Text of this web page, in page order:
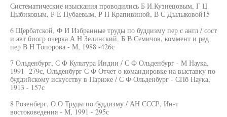
Систематические изыскания проводились Б И.Кузнецовым, Г Ц
Цыбиковым, Р Е Пубаевым, Р Н Крапивиной, В С Дылыковой15
6 Щербатской, Ф И Избранные труды по буддизму пер с англ / сост
и авт биогр очерка А Н Зелинский, Б В Семичов, коммент и ред
пер В Н Топорова - М, 1988 -426с
7 Ольденбург, С Ф Культура Индии / С Ф Ольденбург - М Наука,
1991 -279с, Ольденбург С Ф Отчет о командировке на выставку по
буддийскому искусству в Париже / С Ф Ольденбург - СПб Наука,
1913 - 157с
8 Розенберг, О О Труды по буддизму / АН СССР, Ин-т
востоковедения - М, 1991 - 295с